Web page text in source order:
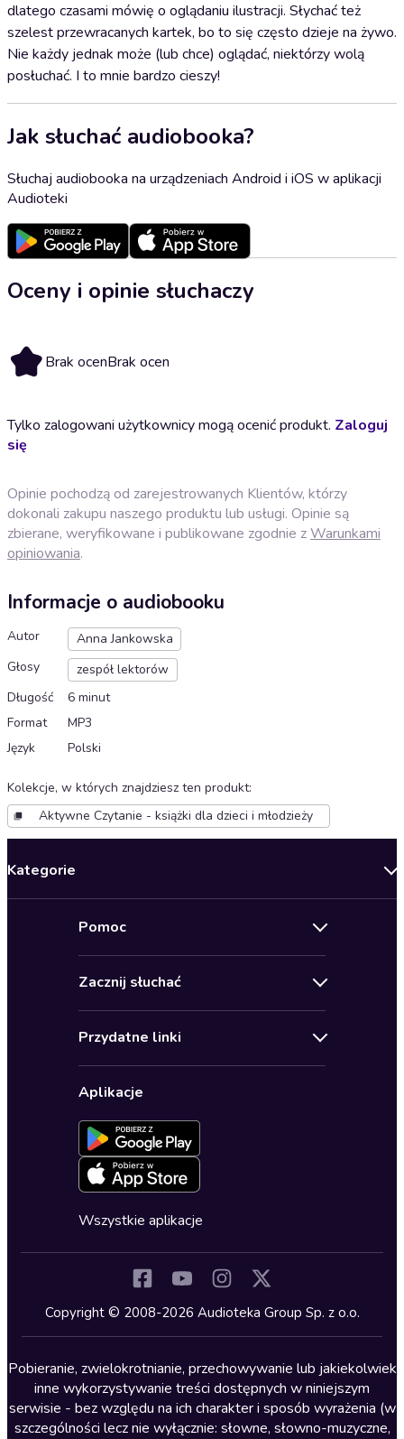
dlatego czasami mówię o oglądaniu ilustracji. Słychać też
szelest przewracanych kartek, bo to się często dzieje na żywo.
Nie każdy jednak może (lub chce) oglądać, niektórzy wolą
posłuchać. I to mnie bardzo cieszy!
Jak słuchać audiobooka?
Słuchaj audiobooka na urządzeniach Android i iOS w aplikacji
Audioteki
Oceny i opinie słuchaczy
Brak ocenBrak ocen
Tylko zalogowani użytkownicy mogą ocenić produkt. Zaloguj
się
Opinie pochodzą od zarejestrowanych Klientów, którzy
dokonali zakupu naszego produktu lub usługi. Opinie są
zbierane, weryfikowane i publikowane zgodnie zWarunkami
opiniowania.
Informacje o audiobooku
Autor
Anna Jankowska
Głosy
zespół lektorów
Długość
6 minut
Format
MP3
Język
Polski
Kolekcje, w których znajdziesz ten produkt:
Aktywne Czytanie - książki dla dzieci i młodzieży
Kategorie
Biznes, marketing, ekonomia
Dla młodzieży
Kryminały
Lektury szkolne
Literatura anglojęzyczna
Literatura faktu
Literatura obyczajowa
Pomoc
Pomoc
Ustawienia prywatności
Formularz zgłaszania nielegalnych treści
Deklaracja dostępności
Zacznij słuchać
Karnety
Oferta dla firm i bibliotek
Przydatne linki
Dołącz do newslettera
Blog
Zapowiedzi
Cykle audiobooków
Aplikacje
Wszystkie aplikacje
Copyright © 2008-2026 Audioteka Group Sp. z o.o.
Pobieranie, zwielokrotnianie, przechowywanie lub jakiekolwiek
inne wykorzystywanie treści dostępnych w niniejszym
serwisie - bez względu na ich charakter i sposób wyrażenia (w
szczególności lecz nie wyłącznie: słowne, słowno-muzyczne,